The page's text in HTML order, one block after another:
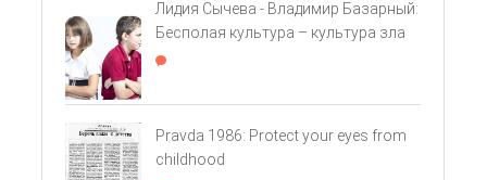
Лидия Сычева - Владимир Базарный:
Бесполая культура – культура зла
Pravda 1986: Protect your eyes from
childhood